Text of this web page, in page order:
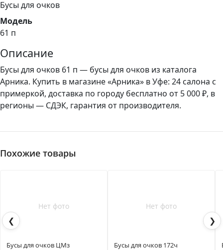
Бусы для очков
Модель
61 п
Описание
Бусы для очков 61 п — бусы для очков из каталога
Арника. Купить в магазине «Арника» в Уфе: 24 салона с
примеркой, доставка по городу бесплатно от 5 000 ₽, в
регионы — СДЭК, гарантия от производителя.
Похожие товары
Нет фото
Бусы для очков ЦМз
Нет фото
Бусы для очков 172ч
❮ ❯